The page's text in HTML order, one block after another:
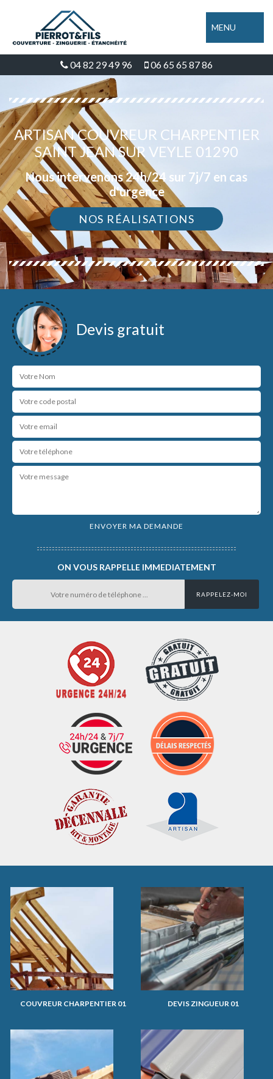
MENU
04 82 29 49 96 06 65 65 87 86
ARTISAN COUVREUR CHARPENTIER
SAINT JEAN SUR VEYLE 01290
Nous intervenons 24h/24 sur 7j/7 en cas
d'urgence
NOS RÉALISATIONS
Devis gratuit
ON VOUS RAPPELLE IMMEDIATEMENT
COUVREUR CHARPENTIER 01 DEVIS ZINGUEUR 01